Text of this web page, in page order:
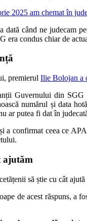
2025 am chemat în
dată când ne judecam
era condus chiar de
premierul Ilie Bolojan a
Guvernului din
numărul și data
ar putea fi dat în
a confirmat ceea ce
ajutăm
să știe cu cât
de acest răspuns, a